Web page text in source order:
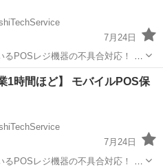
7月24日
POSレジ機器の不具合対応！ マ
場でのトラブルを解決し「ありが
さ
の他 フリーランス
1時間ほど】 モバイルPOS保
7月24日
POSレジ機器の不具合対応！ マ